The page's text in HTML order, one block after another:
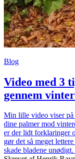
Blog
Video med 3
gennem
Min lille video viser på
dine palmer mod
er der lidt forklaringer
gør det så meget
skade bladene